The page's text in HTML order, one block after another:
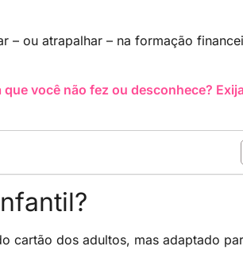
– ou atrapalhar – na formação
você não fez ou desconhece?
cartão dos adultos, mas adaptado